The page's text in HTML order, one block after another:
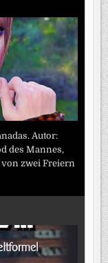
Autor:
des Mannes,
zwei Freiern